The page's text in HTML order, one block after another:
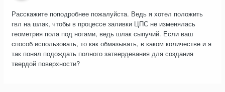
Расскажите поподробнее пожалуйста. Ведь я хотел положить
гвл на шлак, чтобы в процессе заливки ЦПС не изменялась
геометрия пола под ногами, ведь шлак сыпучий. Если ваш
способ использовать, то как обмазывать, в каком количестве и я
так понял подождать полного затвердевания для создания
твердой поверхности?